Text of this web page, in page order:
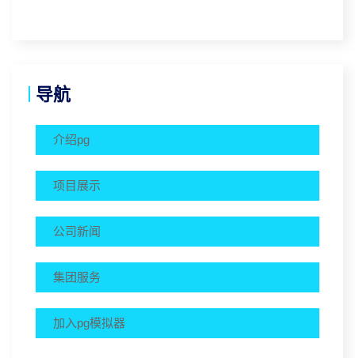
导航
介绍pg
项目展示
公司新闻
集团服务
加入pg模拟器